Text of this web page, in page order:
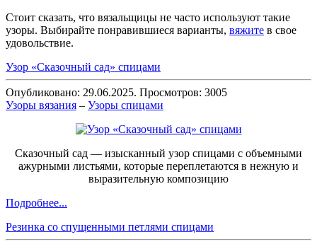
Стоит сказать, что вязальщицы не часто используют такие
узоры. Выбирайте понравившиеся варианты, вяжите в свое
удовольствие.
Узор «Сказочный сад» спицами
Опубликовано: 29.06.2025. Просмотров: 3005
Узоры вязания – Узоры спицами
Сказочный сад — изысканный узор спицами с объемными
ажурными листьями, которые переплетаются в нежную и
выразительную композицию
Подробнее...
Резинка со спущенными петлями спицами